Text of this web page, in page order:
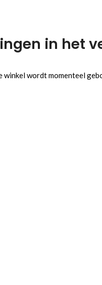
in het
wordt momenteel